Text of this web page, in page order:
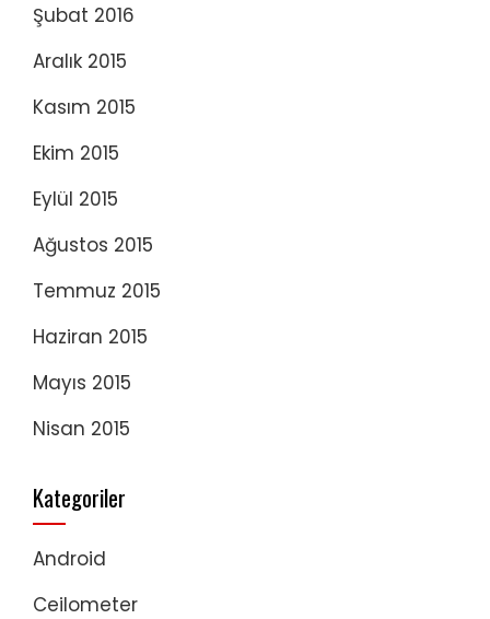
Şubat 2016
Aralık 2015
Kasım 2015
Ekim 2015
Eylül 2015
Ağustos 2015
Temmuz 2015
Haziran 2015
Mayıs 2015
Nisan 2015
Kategoriler
Android
Ceilometer